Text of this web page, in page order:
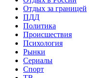
Отдых за границей
ПДД
Политика
Происшествия
Психология
Рынки
Сериалы
Спорт